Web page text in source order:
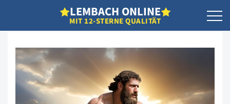
LEMBACH ONLINE
MIT 12-STERNE QUALITÄT